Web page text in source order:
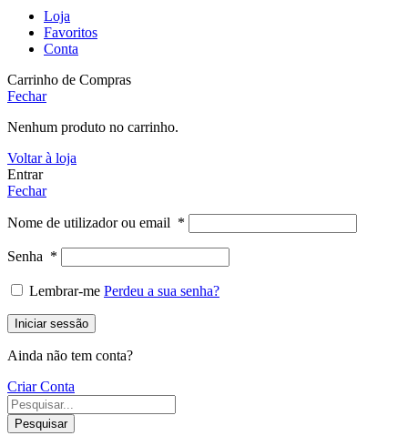
Loja
Favoritos
Conta
Carrinho de Compras
Fechar
Nenhum produto no carrinho.
Voltar à loja
Entrar
Fechar
Nome de utilizador ou email *
Senha *
Lembrar-me Perdeu a sua senha?
Iniciar sessão
Ainda não tem conta?
Criar Conta
Pesquisar